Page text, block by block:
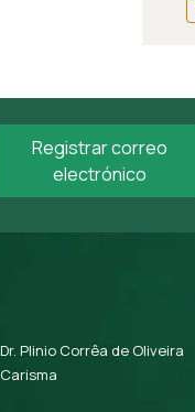
Registrar correo
electrónico
Dr. Plinio Corrêa de Oliveira
Carisma